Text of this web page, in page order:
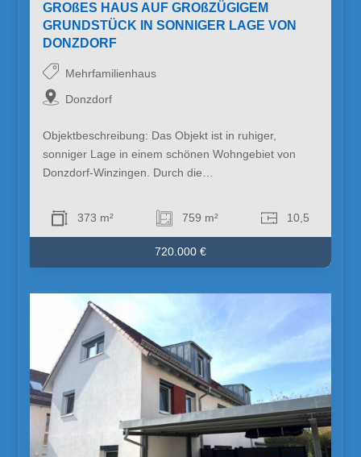
GROßES HAUS AUF GROßZÜGIGEM
GRUNDSTÜCK IN SONNIGER LAGE VON
DONZDORF
Mehrfamilienhaus
Donzdorf
Objektbeschreibung: Das Objekt ist in ruhiger,
sonniger Lage in einem schönen Wohngebiet von
Donzdorf-Winzingen. Durch die…
373 m² 759 m² 10,5
720.000 €